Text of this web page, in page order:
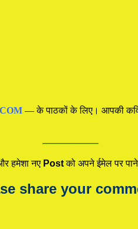
— के पाठकों के लिए। आपकी
—————
हमेशा नए Postको अपने ईमेल पर
share your